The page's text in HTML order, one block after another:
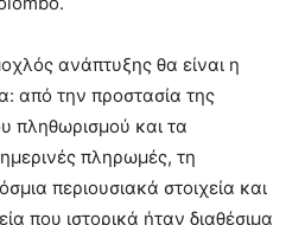
ανάπτυξης θα είναι η
από την προστασία της
πληθωρισμού και τα
πληρωμές, τη
περιουσιακά στοιχεία και
που ιστορικά ήταν διαθέσιμα